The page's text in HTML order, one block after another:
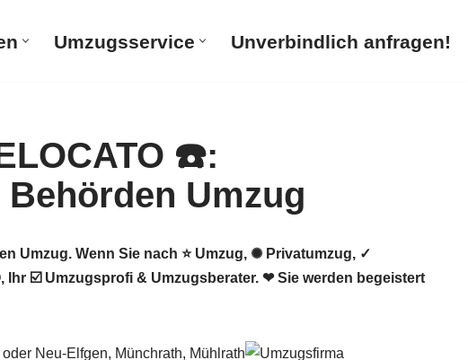
Umzugsservice Unverbindlich anfragen!
Umzug. Wenn Sie nach ⭐ Umzug, ✺ Privatumzug, ✓
☑️ Umzugsprofi & Umzugsberater. ❤ Sie werden begeistert